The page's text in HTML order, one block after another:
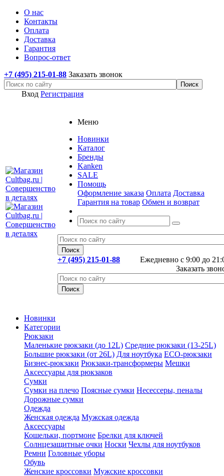
О нас
Контакты
Оплата
Доставка
Гарантия
Вопрос-ответ
+7 (495) 215-01-88 Заказать звонок
Вход Регистрация
Меню
Новинки
Каталог
Бренды
Kanken
SALE
Помощь
Оформление заказа Оплата Доставка
Гарантия на товар Обмен и возврат
Ежедневно с 9:00 до
+7 (495) 215-01-88
Заказать
Новинки
Категории
Рюкзаки
Маленькие рюкзаки (до 12L) Средние рюкзаки (13-25L)
Большие рюкзаки (от 26L) Для ноутбука ECO-рюкзаки
Бизнес-рюкзаки Рюкзаки-трансформеры Мешки
Аксессуары для рюкзаков
Сумки
Сумки на плечо Поясные сумки Несессеры, пеналы
Дорожные сумки
Одежда
Женская одежда Мужская одежда
Аксессуары
Кошельки, портмоне Брелки для ключей
Солнцезащитные очки Носки Чехлы для ноутбуков
Ремни Головные уборы
Обувь
Женские кроссовки Мужские кроссовки